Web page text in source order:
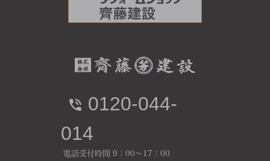
0120-044-
014
電話受付時間 9：00～17：00